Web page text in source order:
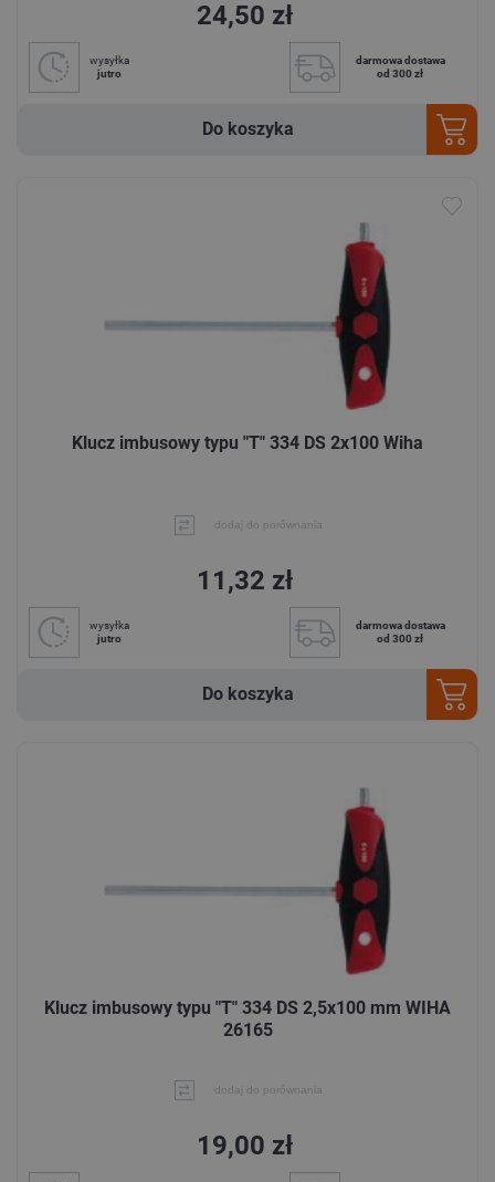
24,50 zł
wysyłka
jutro
darmowa dostawa
od 300 zł
Do koszyka
Klucz imbusowy typu "T" 334 DS 2x100 Wiha
dodaj do porównania
11,32 zł
wysyłka
jutro
darmowa dostawa
od 300 zł
Do koszyka
Klucz imbusowy typu "T" 334 DS 2,5x100 mm WIHA
26165
dodaj do porównania
19,00 zł